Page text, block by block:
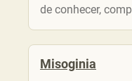
de conhecer,
Misoginia